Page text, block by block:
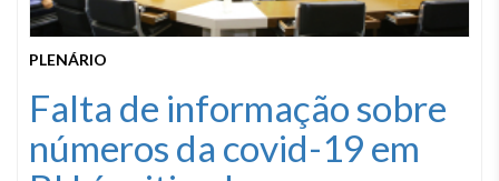
PLENÁRIO
Falta de informação sobre
números da covid-19 em